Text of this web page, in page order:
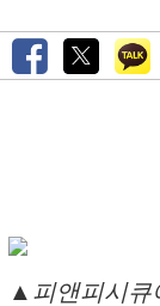
▲피앤피시큐